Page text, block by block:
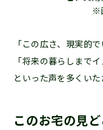
※
「この広さ、現実的で
「将来の暮らしまでイ
といった声を多くい
このお宅の見